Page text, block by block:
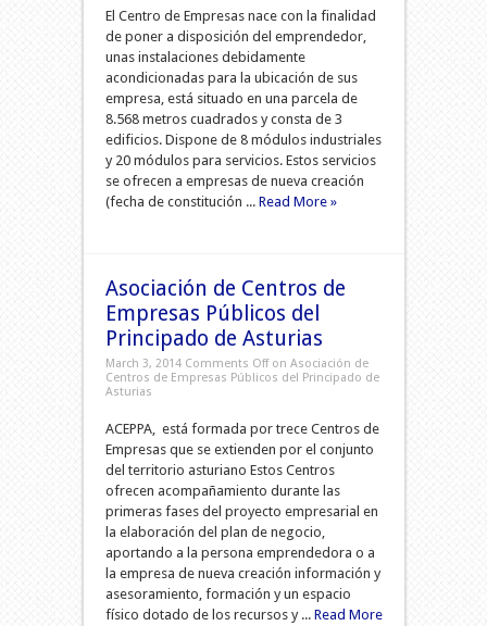
El Centro de Empresas nace con la finalidad
de poner a disposición del emprendedor,
unas instalaciones debidamente
acondicionadas para la ubicación de sus
empresa, está situado en una parcela de
8.568 metros cuadrados y consta de 3
edificios. Dispone de 8 módulos industriales
y 20 módulos para servicios. Estos servicios
se ofrecen a empresas de nueva creación
(fecha de constitución ... Read More »
Asociación de Centros de
Empresas Públicos del
Principado de Asturias
March 3, 2014 Comments Offon Asociación de
Centros de Empresas Públicos del Principado de
Asturias
ACEPPA, está formada por trece Centros de
Empresas que se extienden por el conjunto
del territorio asturiano Estos Centros
ofrecen acompañamiento durante las
primeras fases del proyecto empresarial en
la elaboración del plan de negocio,
aportando a la persona emprendedora o a
la empresa de nueva creación información y
asesoramiento, formación y un espacio
físico dotado de los recursos y ... Read More